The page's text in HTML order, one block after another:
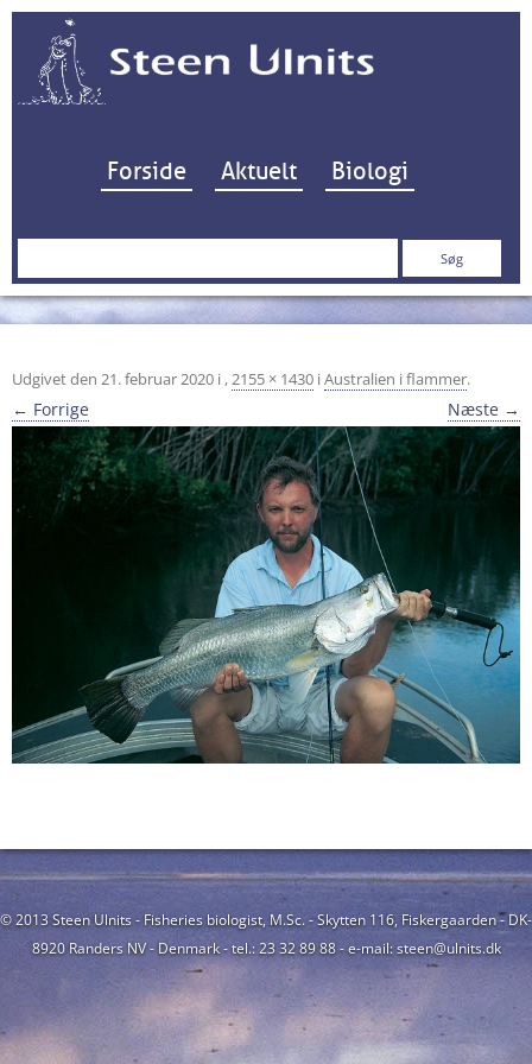
Hop til indhold
Forside Aktuelt Biologi
Søg
Udgivet den 21. februar 2020 i ,2155 × 1430 iAustralien i flammer.
← Forrige Næste →
© 2013 Steen Ulnits - Fisheries biologist, M.Sc. - Skytten 116, Fiskergaarden - DK-
8920 Randers NV - Denmark - tel.: 23 32 89 88 - e-mail: steen@ulnits.dk